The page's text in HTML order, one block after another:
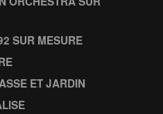
SUR MESURE
ET JARDIN